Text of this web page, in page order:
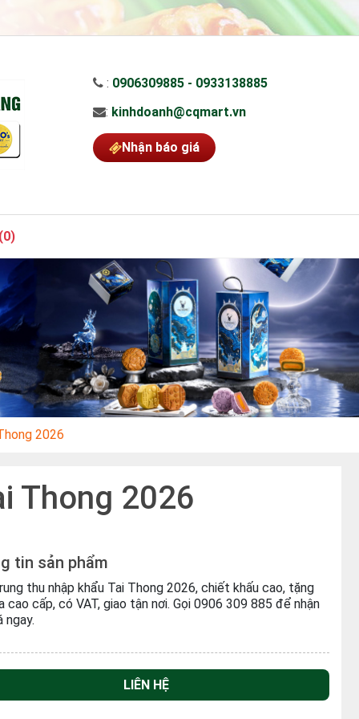
: 0906309885 - 0933138885
: kinhdoanh@cqmart.vn
Nhận báo giá
0)
2026
Thong 2026
tin sản phẩm
thu nhập khẩu Tai Thong 2026, chiết khấu cao, tặng
cao cấp, có VAT, giao tận nơi. Gọi 0906 309 885 để nhận
ngay.
LIÊN HỆ